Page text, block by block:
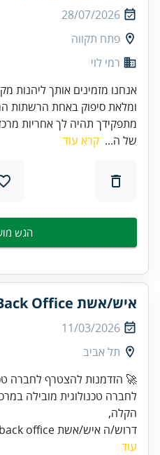
28/07/2026
פתח תקווה
רמי לוי
אנחנו מזמינים אותך ליהנות
ומלאת סיפוק באחת הרשתות
מתפקידך תהיה לך אחריות
של ה... קרא עוד
הגש
איש/אשת Back Office
11/03/2026
תל אביב
לחברה טכנולוגית מובילה
הקלה,
דרוש/ה איש/אשת back office שיצטרף/תצטרף למ...
עוד